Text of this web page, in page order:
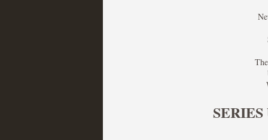
Galería con los